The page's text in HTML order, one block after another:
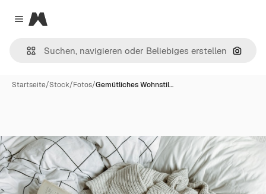
Close menu
Magnific
Nach
Startseite/Stock/Fotos/Gemütliches Wohnstil…